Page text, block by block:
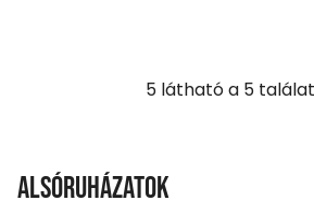
5látható a 5
Alsóruházatok